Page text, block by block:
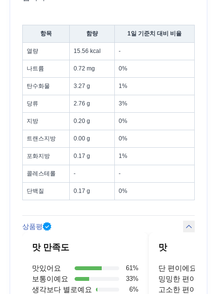
항목 함량 1일 기준치 대비 비율
열량 15.56 kcal -
나트륨 0.72 mg 0%
탄수화물 3.27 g 1%
당류 2.76 g 3%
지방 0.20 g 0%
트랜스지방 0.00 g 0%
포화지방 0.17 g 1%
콜레스테롤 - -
단백질 0.17 g 0%
상품평
맛 만족도
맛있어요 61%
보통이예요 33%
생각보다 별로예요 6%
맛
단 편이에요
밍밍한 편이에요
고소한 편이에요